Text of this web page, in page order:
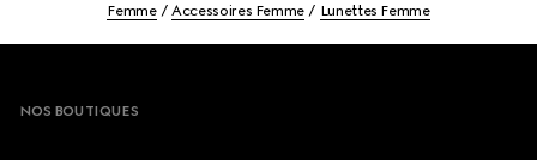
Femme Accessoires Femme Lunettes Femme
NOS BOUTIQUES